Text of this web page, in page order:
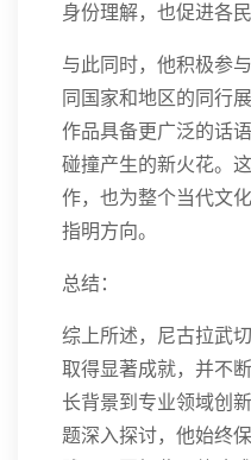
身份理解，也促进各
与此同时，他积极参
同国家和地区的同行
作品具备更广泛的话
碰撞产生的新火花。
作，也为整个当代文
指明方向。
总结：
综上所述，尼古拉武
取得显著成就，并不
长背景到专业领域创
题深入探讨，他始终